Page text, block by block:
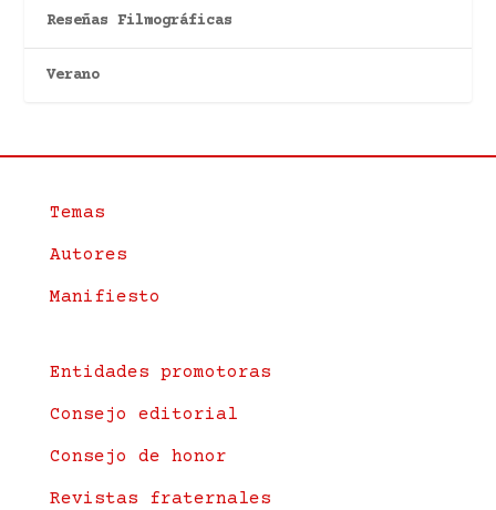
Reseñas Filmográficas
Verano
Temas
Autores
Manifiesto
Entidades promotoras
Consejo editorial
Consejo de honor
Revistas fraternales